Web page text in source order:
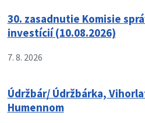
30. zasadnutie Komisie
investícií (10.08.2026)
7. 8. 2026
Údržbár/ Údržbárka,
Humennom